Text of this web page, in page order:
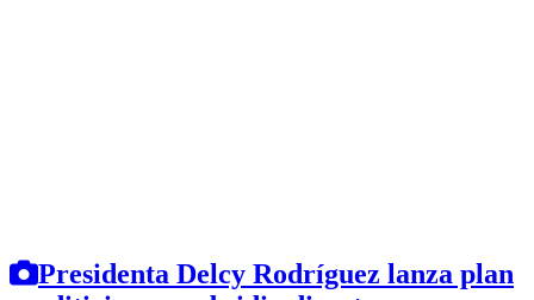
Presidenta Delcy Rodríguez lanza plan